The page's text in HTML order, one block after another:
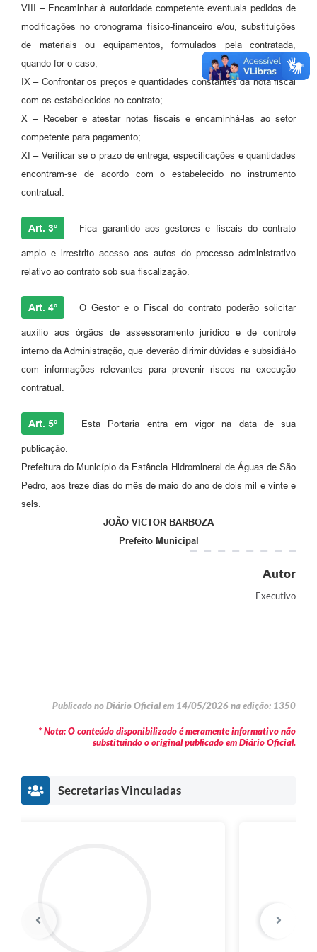
VIII – Encaminhar à autoridade competente eventuais pedidos de
modificações no cronograma físico-financeiro e/ou, substituições
de materiais ou equipamentos, formulados pela contratada,
quando for o caso;
IX – Confrontar os preços e quantidades constantes da nota fiscal
com os estabelecidos no contrato;
X – Receber e atestar notas fiscais e encaminhá-las ao setor
competente para pagamento;
XI – Verificar se o prazo de entrega, especificações e quantidades
encontram-se de acordo com o estabelecido no instrumento
contratual.
Art. 3º Fica garantido aos gestores e fiscais do contrato
amplo e irrestrito acesso aos autos do processo administrativo
relativo ao contrato sob sua fiscalização.
Art. 4º O Gestor e o Fiscal do contrato poderão solicitar
auxílio aos órgãos de assessoramento jurídico e de controle
interno da Administração, que deverão dirimir dúvidas e subsidiá-lo
com informações relevantes para prevenir riscos na execução
contratual.
Art. 5º Esta Portaria entra em vigor na data de sua
publicação.
Prefeitura do Município da Estância Hidromineral de Águas de São
Pedro, aos treze dias do mês de maio do ano de dois mil e vinte e
seis.
JOÃO VICTOR BARBOZA
Prefeito Municipal
Autor
Executivo
Publicado no Diário Oficial em 14/05/2026 na edição: 1350
* Nota: O conteúdo disponibilizado é meramente informativo não
substituindo o original publicado em Diário Oficial.
Secretarias Vinculadas